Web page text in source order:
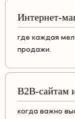
Интернет-
где каждая
продажи.
B2B-сайтам
когда важно